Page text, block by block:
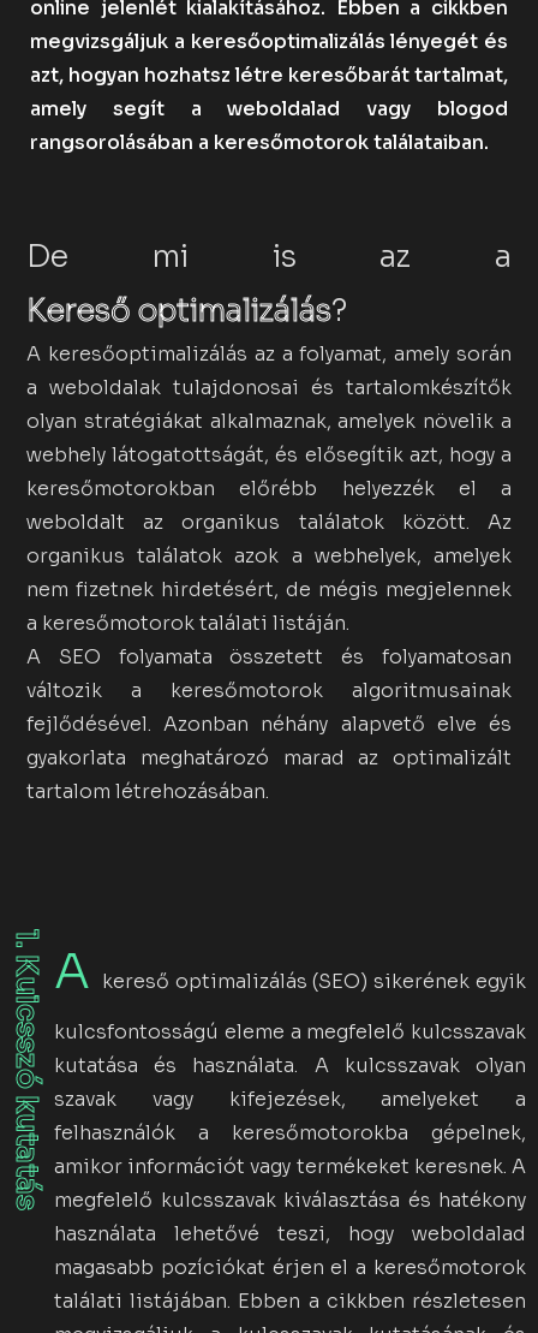
online jelenlét kialakításához. Ebben a cikkben
megvizsgáljuk a keresőoptimalizálás lényegét és
azt, hogyan hozhatsz létre keresőbarát tartalmat,
amely segít a weboldalad vagy blogod
rangsorolásában a keresőmotorok találataiban.
De mi is az a
Kereső optimalizálás?
A keresőoptimalizálás az a folyamat, amely során
a weboldalak tulajdonosai és tartalomkészítők
olyan stratégiákat alkalmaznak, amelyek növelik a
webhely látogatottságát, és elősegítik azt, hogy a
keresőmotorokban előrébb helyezzék el a
weboldalt az organikus találatok között. Az
organikus találatok azok a webhelyek, amelyek
nem fizetnek hirdetésért, de mégis megjelennek
a keresőmotorok találati listáján.
A SEO folyamata összetett és folyamatosan
változik a keresőmotorok algoritmusainak
fejlődésével. Azonban néhány alapvető elve és
gyakorlata meghatározó marad az optimalizált
tartalom létrehozásában.
1. Kulcsszó kutatásA kereső optimalizálás (SEO) sikerének egyik
kulcsfontosságú eleme a megfelelő kulcsszavak
kutatása és használata. A kulcsszavak olyan
szavak vagy kifejezések, amelyeket a
felhasználók a keresőmotorokba gépelnek,
amikor információt vagy termékeket keresnek. A
megfelelő kulcsszavak kiválasztása és hatékony
használata lehetővé teszi, hogy weboldalad
magasabb pozíciókat érjen el a keresőmotorok
találati listájában. Ebben a cikkben részletesen